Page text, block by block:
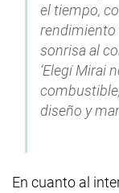
el tiempo,
rendimiento
sonrisa al
‘Elegí Mirai
diseño y
En cuanto al